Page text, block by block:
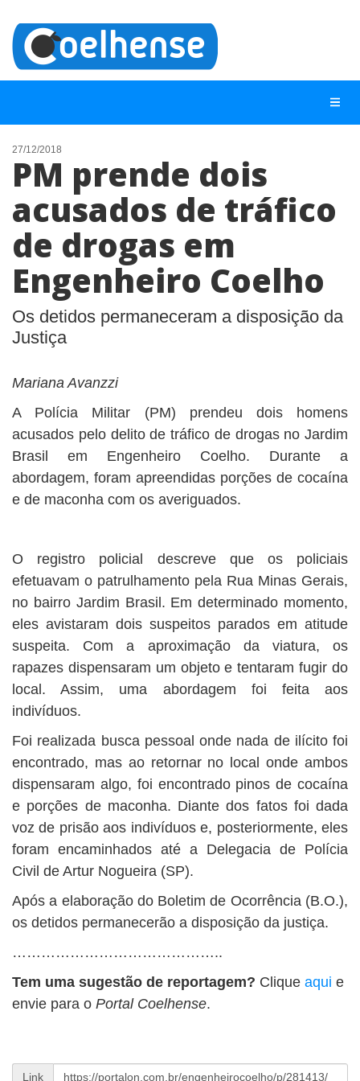
NOTÍCIAS
LISTA DIGITAL
TELEFONES ÚTEIS
ANUNCIE
27/12/2018
PM prende dois
acusados de tráfico
de drogas em
Engenheiro Coelho
Os detidos permaneceram a disposição da
Justiça
Mariana Avanzzi
A Polícia Militar (PM) prendeu dois homens
acusados pelo delito de tráfico de drogas no Jardim
Brasil em Engenheiro Coelho. Durante a
abordagem, foram apreendidas porções de cocaína
e de maconha com os averiguados.
O registro policial descreve que os policiais
efetuavam o patrulhamento pela Rua Minas Gerais,
no bairro Jardim Brasil. Em determinado momento,
eles avistaram dois suspeitos parados em atitude
suspeita. Com a aproximação da viatura, os
rapazes dispensaram um objeto e tentaram fugir do
local. Assim, uma abordagem foi feita aos
indivíduos.
Foi realizada busca pessoal onde nada de ilícito foi
encontrado, mas ao retornar no local onde ambos
dispensaram algo, foi encontrado pinos de cocaína
e porções de maconha. Diante dos fatos foi dada
voz de prisão aos indivíduos e, posteriormente, eles
foram encaminhados até a Delegacia de Polícia
Civil de Artur Nogueira (SP).
Após a elaboração do Boletim de Ocorrência (B.O.),
os detidos permanecerão a disposição da justiça.
……………………………………..
Tem uma sugestão de reportagem? Clique aqui e
envie para o Portal Coelhense.
Link